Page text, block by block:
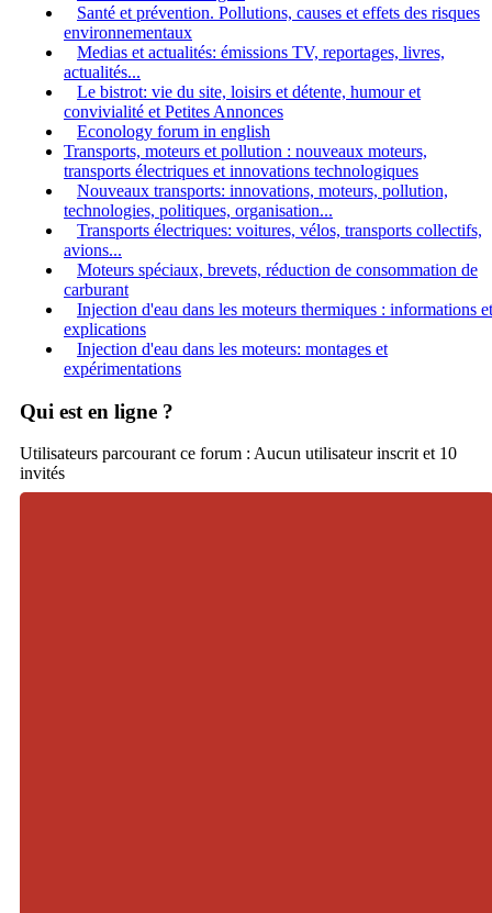
Santé et prévention. Pollutions, causes et effets des risques
environnementaux
Medias et actualités: émissions TV, reportages, livres,
actualités...
Le bistrot: vie du site, loisirs et détente, humour et
convivialité et Petites Annonces
Econology forum in english
Transports, moteurs et pollution : nouveaux moteurs,
transports électriques et innovations technologiques
Nouveaux transports: innovations, moteurs, pollution,
technologies, politiques, organisation...
Transports électriques: voitures, vélos, transports collectifs,
avions...
Moteurs spéciaux, brevets, réduction de consommation de
carburant
Injection d'eau dans les moteurs thermiques : informations et
explications
Injection d'eau dans les moteurs: montages et
expérimentations
Qui est en ligne ?
Utilisateurs parcourant ce forum : Aucun utilisateur inscrit et 10
invités